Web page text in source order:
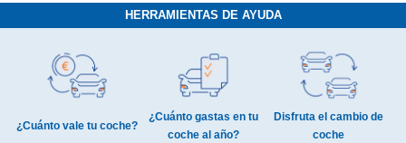
HERRAMIENTAS DE AYUDA
¿Cuánto vale tu coche?
¿Cuánto gastas en tu
coche al año?
Disfruta el cambio de
coche